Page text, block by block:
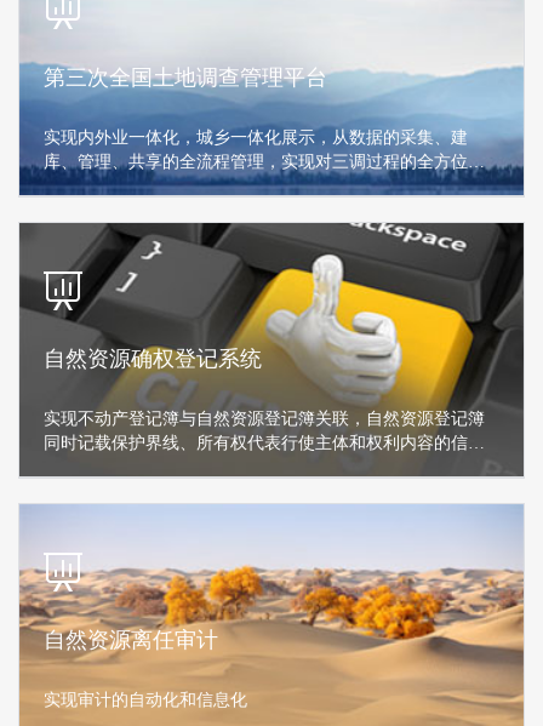
第三次全国土地调查管理平台
实现内外业一体化，城乡一体化展示，从数据的采集、建
库、管理、共享的全流程管理，实现对三调过程的全方位管
理
自然资源确权登记系统
实现不动产登记簿与自然资源登记簿关联，自然资源登记簿
同时记载保护界线、所有权代表行使主体和权利内容的信
自然资源离任审计
实现审计的自动化和信息化